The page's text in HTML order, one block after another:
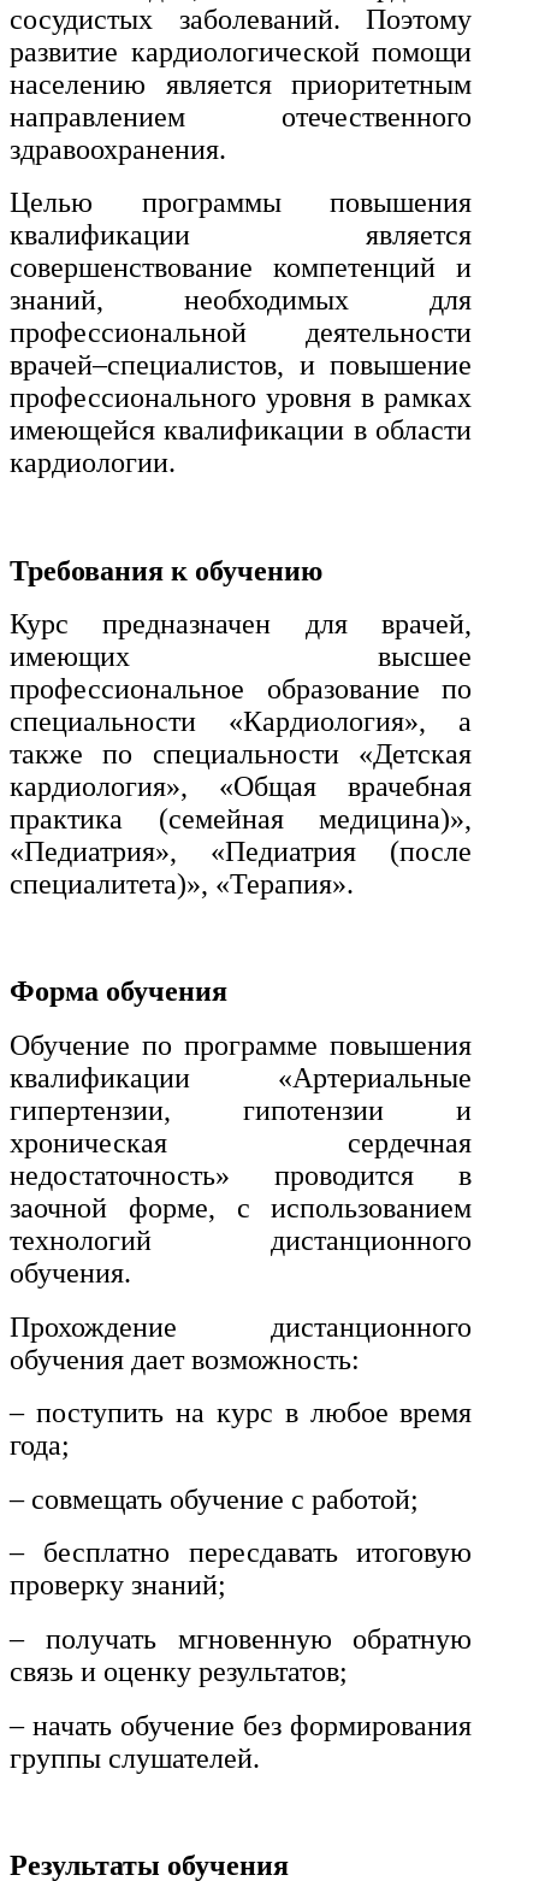
Экологическая безопасность в
промышленности
Управление охраной труда.
Техносферная безопасность
Допуски
Безопасность труда
Экономика и управление
Управление производством
общественного питания в
организации
Техника-технологии
Прикладная геология, горное
дело, нефтегазовое дело и
Техника и технологии наземного
транспорта
Техника и технологии
Ядерная энергетика и технологии
Культура и спорт
Физкультура и спорт
Сервис и туризм
Изобразительное и прикладные
виды искусств
Средства массовой информации
и информативно-библиотечное
дело
Управление в технических
системах
Ветеринария и зоотехника
Подготовка к периодической
аккредитации
Основные Услуги
Дополнительные Услуги
сосудистых заболеваний. Поэтому
развитие кардиологической помощи
населению является приоритетным
направлением отечественного
здравоохранения.
Целью программы повышения
квалификации является
совершенствование компетенций и
знаний, необходимых для
профессиональной деятельности
врачей–специалистов, и повышение
профессионального уровня в рамках
имеющейся квалификации в области
кардиологии.
Требования к обучению
Курс предназначен для врачей,
имеющих высшее
профессиональное образование по
специальности «Кардиология», а
также по специальности «Детская
кардиология», «Общая врачебная
практика (семейная медицина)»,
«Педиатрия», «Педиатрия (после
специалитета)», «Терапия».
Форма обучения
Обучение по программе повышения
квалификации «Артериальные
гипертензии, гипотензии и
хроническая сердечная
недостаточность» проводится в
заочной форме, с использованием
технологий дистанционного
обучения.
Прохождение дистанционного
обучения дает возможность:
– поступить на курс в любое время
года;
– совмещать обучение с работой;
– бесплатно пересдавать итоговую
проверку знаний;
– получать мгновенную обратную
связь и оценку результатов;
– начать обучение без формирования
группы слушателей.
Результаты обучения